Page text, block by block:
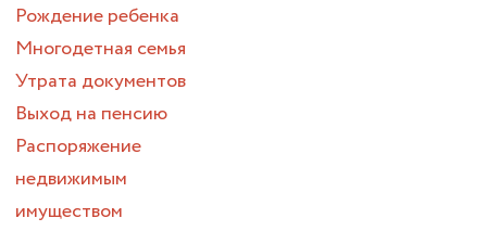
Рождение ребенка
Многодетная семья
Утрата документов
Выход на пенсию
Распоряжение
недвижимым
имуществом